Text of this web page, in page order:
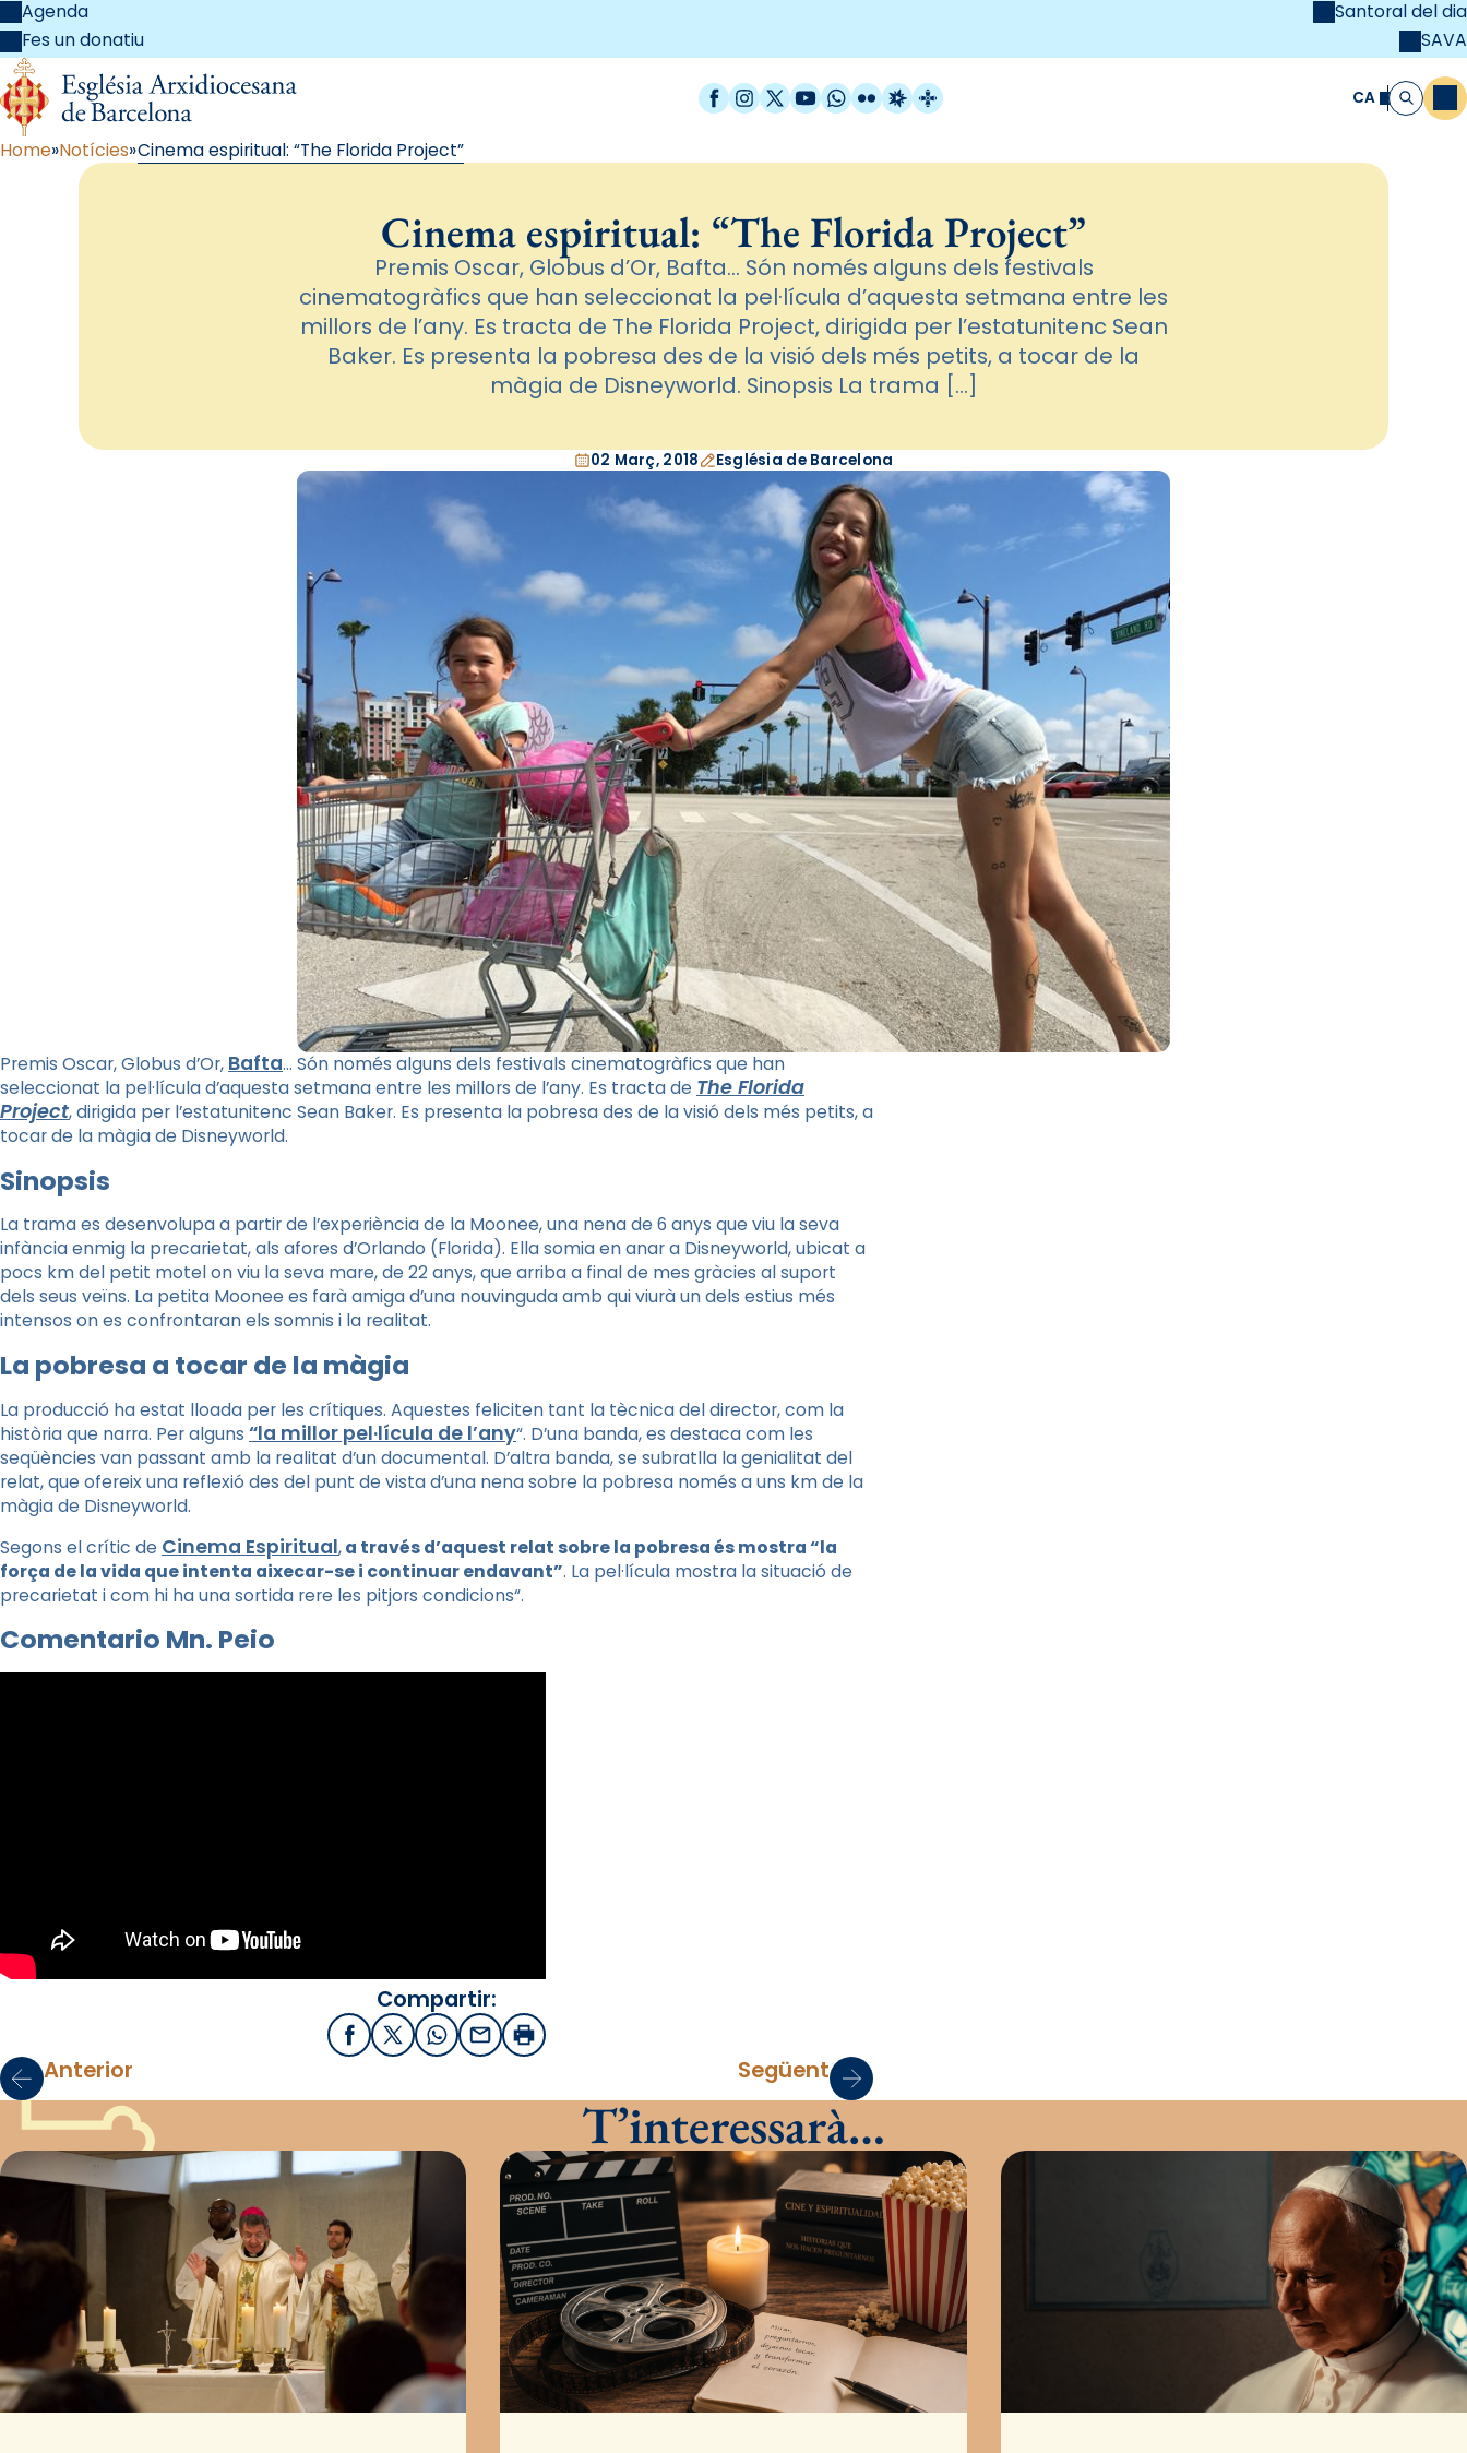
Agenda
Fes un donatiu
Santoral del dia
SAVA
Facebook
Instagram
X / Twitter
YouTube
WhatsApp
FlickrRadio Estel
Catalunya Cristiana CA Cerca
Home Notícies Cinema espiritual: “The Florida Project”
Cinema espiritual: “The Florida Project”
Premis Oscar, Globus d’Or, Bafta… Són només alguns dels festivals
cinematogràfics que han seleccionat la pel·lícula d’aquesta setmana entre les
millors de l’any. Es tracta de The Florida Project, dirigida per l’estatunitenc Sean
Baker. Es presenta la pobresa des de la visió dels més petits, a tocar de la
màgia de Disneyworld. Sinopsis La trama […]
02 Març, 2018 Església de Barcelona
Premis Oscar, Globus d’Or, Bafta… Són només alguns dels festivals cinematogràfics que han
seleccionat la pel·lícula d’aquesta setmana entre les millors de l’any. Es tracta de The Florida
Project, dirigida per l’estatunitenc Sean Baker. Es presenta la pobresa des de la visió dels més petits, a
tocar de la màgia de Disneyworld.
Sinopsis
La trama es desenvolupa a partir de l’experiència de la Moonee, una nena de 6 anys que viu la seva
infància enmig la precarietat, als afores d’Orlando (Florida). Ella somia en anar a Disneyworld, ubicat a
pocs km del petit motel on viu la seva mare, de 22 anys, que arriba a final de mes gràcies al suport
dels seus veïns. La petita Moonee es farà amiga d’una nouvinguda amb qui viurà un dels estius més
intensos on es confrontaran els somnis i la realitat.
La pobresa a tocar de la màgia
La producció ha estat lloada per les crítiques. Aquestes feliciten tant la tècnica del director, com la
història que narra. Per alguns “la millor pel·lícula de l’any“. D’una banda, es destaca com les
seqüències van passant amb la realitat d’un documental. D’altra banda, se subratlla la genialitat del
relat, que ofereix una reflexió des del punt de vista d’una nena sobre la pobresa només a uns km de la
màgia de Disneyworld.
Segons el crític de Cinema Espiritual,a través d’aquest relat sobre la pobresa és mostra “la
força de la vida que intenta aixecar-se i continuar endavant”. La pel·lícula mostra la situació de
precarietat i com hi ha una sortida rere les pitjors condicions“.
Comentario Mn. Peio
Compartir:
FacebookX / Twitter
WhatsApp
EmailImprimir
Anterior Següent
T’interessarà…